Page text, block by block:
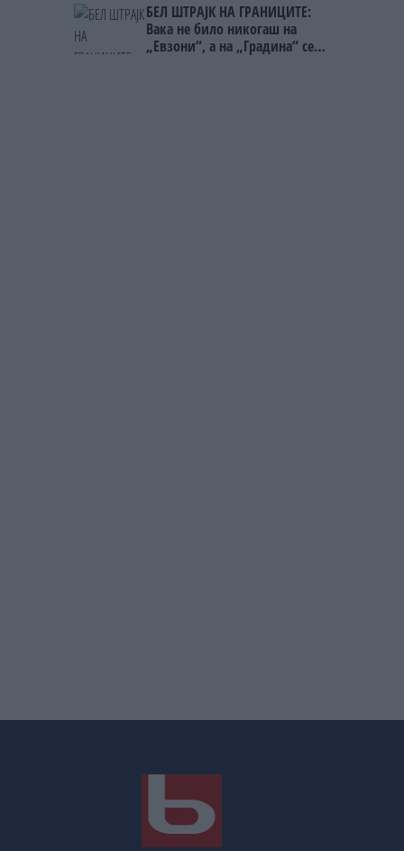
БЕЛ ШТРАЈК НА ГРАНИЦИТЕ:
Вака не било никогаш на
„Евзони“, а на „Градина“ се